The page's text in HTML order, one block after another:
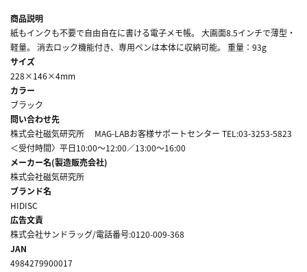
商品説明
紙もインクも不要で自由自在に書ける電子メモ帳。 大画面8.5インチで薄型・
軽量。 消去ロック機能付き、専用ペンは本体に収納可能。 重量：93g
サイズ
228×146×4mm
カラー
ブラック
問い合わせ先
株式会社磁気研究所 MAG-LABお客様サポートセンター TEL:03-3253-5823
＜受付時間〉平日10:00～12:00／13:00～16:00
メーカー名(製造販売会社)
株式会社磁気研究所
ブランド名
HIDISC
広告文責
株式会社サンドラッグ/電話番号:0120-009-368
JAN
4984279900017